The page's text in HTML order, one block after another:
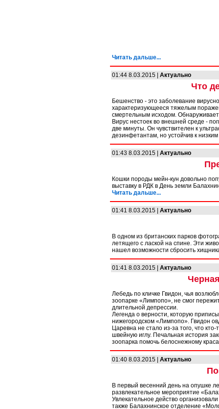
Читать дальше...
01:44 8.03.2015 | Актуально
Что
Бешенство - это заболевание
характеризующееся тяжелым
смертельным исходом.
Вирус нестоек во внешней среде -
две минуты. Он чувствителен к
дезинфетантам, но устойчив к
01:43 8.03.2015 | Актуально
Кошки породы мейн-кун довольно
выставку в РДК в День земли
Читать дальше...
01:41 8.03.2015 | Актуально
В одном из британских парков
летящего с лаской на спине. Эти
нашел возможности сбросить
01:41 8.03.2015 | Актуально
Лебедь по кличке Гвидон, чья
зоопарке «Лимпопо», не смог
длительной депрессии.
Легенда о верности, которую
нижегородском «Лимпопо». Гвидон
Царевна не стало из-за того, что
швейную иглу. Печальная история
зоопарка помочь белоснежному
01:40 8.03.2015 | Актуально
В первый весенний день на опушке
развлекательное мероприятие
Увлекательное действо
также Балахнинское отделение